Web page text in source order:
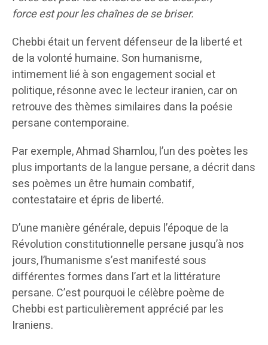
force est pour les chaînes de se briser.
Chebbi était un fervent défenseur de la liberté et
de la volonté humaine. Son humanisme,
intimement lié à son engagement social et
politique, résonne avec le lecteur iranien, car on
retrouve des thèmes similaires dans la poésie
persane contemporaine.
Par exemple, Ahmad Shamlou, l’un des poètes les
plus importants de la langue persane, a décrit dans
ses poèmes un être humain combatif,
contestataire et épris de liberté.
D’une manière générale, depuis l’époque de la
Révolution constitutionnelle persane jusqu’à nos
jours, l’humanisme s’est manifesté sous
différentes formes dans l’art et la littérature
persane. C’est pourquoi le célèbre poème de
Chebbi est particulièrement apprécié par les
Iraniens.